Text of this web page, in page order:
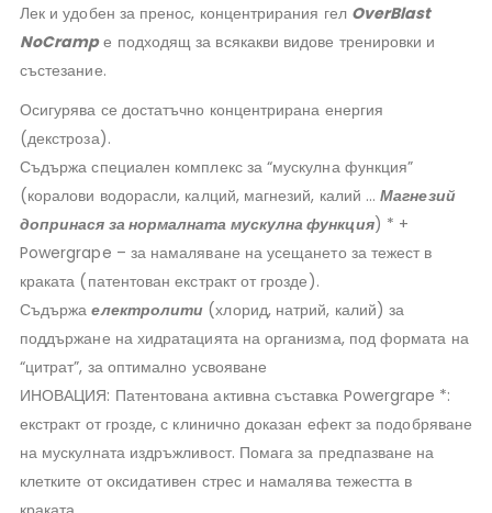
Лек и удобен за пренос, концентрирания гел OverBlast
NoCrampе подходящ за всякакви видове тренировки и
състезание.
Осигурява се достатъчно концентрирана енергия
(декстроза).
Съдържа специален комплекс за “мускулна функция”
(коралови водорасли, калций, магнезий, калий …Магнезий
допринася за нормалната мускулна функция) * +
Powergrape – за намаляване на усещането за тежест в
краката (патентован екстракт от грозде).
Съдържаелектролити (хлорид, натрий, калий) за
поддържане на хидратацията на организма, под формата на
“цитрат”, за оптимално усвояване
ИНОВАЦИЯ: Патентована активна съставка Powergrape *:
екстракт от грозде, с клинично доказан ефект за подобряване
на мускулната издръжливост. Помага за предпазване на
клетките от оксидативен стрес и намалява тежестта в